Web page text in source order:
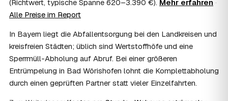
Wohnungsauflösung im Rahmen von Sozialhilfe oder
einem vom Amt veranlassten Umzug. Wichtig: Den Antrag
und holen die Kostenübernahme schriftlich ein. AWL
Zentrum vermittelt die Entrümpler, entscheidet aber nicht
über die Kostenübernahme.
08 Bekomme ich einen Entsorgungsnachweis?
Ja. Die Partner entsorgen über zugelassene Höfe und
(Richtwert, typische Spanne 620–3.390 €). Mehr erfahren ·
Alle Preise im Report
In Bayern liegt die Abfallentsorgung bei den Landkreisen und
kreisfreien Städten; üblich sind Wertstoffhöfe und eine
Sperrmüll-Abholung auf Abruf. Bei einer größeren
Entrümpelung in Bad Wörishofen lohnt die Komplettabholung
durch einen geprüften Partner statt vieler Einzelfahrten.